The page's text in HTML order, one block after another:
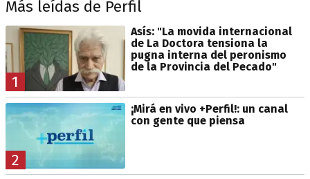
Más leídas de Perfil
1
Asís: "La movida internacional
de La Doctora tensiona la
pugna interna del peronismo
de la Provincia del Pecado"
2
¡Mirá en vivo +Perfil!: un canal
con gente que piensa